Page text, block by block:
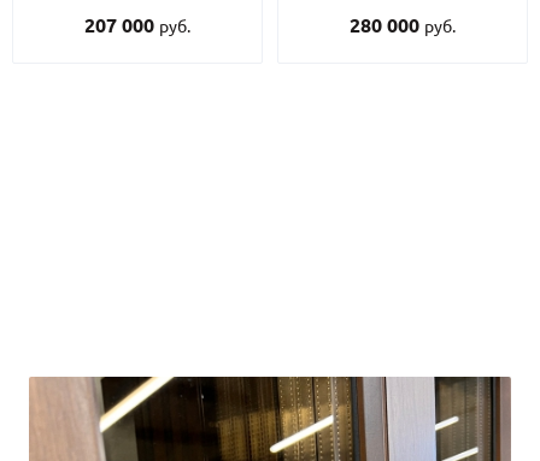
и коваными решетками
207 000 руб. 280 000 руб.